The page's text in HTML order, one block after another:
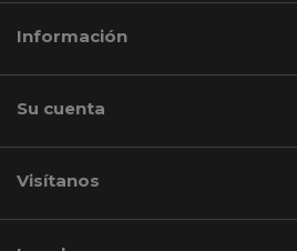
Información
Su cuenta
Visítanos